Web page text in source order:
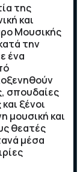
της
και
Μουσικής
την
ένα
σπουδαίες
ξένοι
μουσική και
θεατές
μέσα